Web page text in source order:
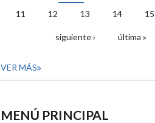
11 12 13 14 15
siguiente › última »
VER MÁS
MENÚ PRINCIPAL